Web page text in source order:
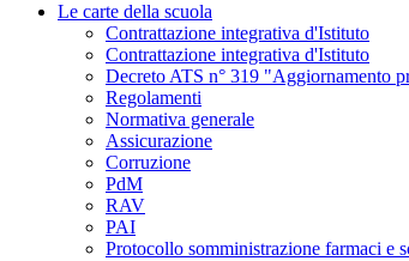
Le carte della scuola
Contrattazione integrativa d'Istituto
Contrattazione integrativa d'Istituto
Decreto ATS n° 319 "Aggiornamento
Regolamenti
Normativa generale
Assicurazione
Corruzione
PdM
RAV
PAI
Protocollo somministrazione farmaci e